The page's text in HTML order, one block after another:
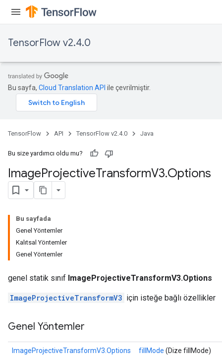
TensorFlow v2.4.0
Bu sayfa, Cloud Translation API ile çevrilmiştir.
TensorFlow API TensorFlow v2.4.0 Java
Bu size yardımcı oldu mu?
ImageProjectiveTransformV3.Options
Bu sayfada
Genel Yöntemler
Kalıtsal Yöntemler
Genel Yöntemler
genel statik sınıf ImageProjectiveTransformV3.Options
ImageProjectiveTransformV3 için isteğe bağlı özellikler
Genel Yöntemler
ImageProjectiveTransformV3.Options fillMode (Dize fillMode)